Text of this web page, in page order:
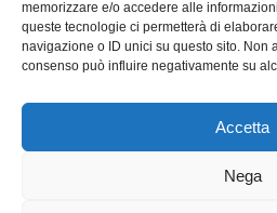
memorizzare e/o accedere alle
queste tecnologie ci permetterà di
navigazione o ID unici su questo sito. Non
consenso può influire negativamente su
Accetta
Nega
Privacy